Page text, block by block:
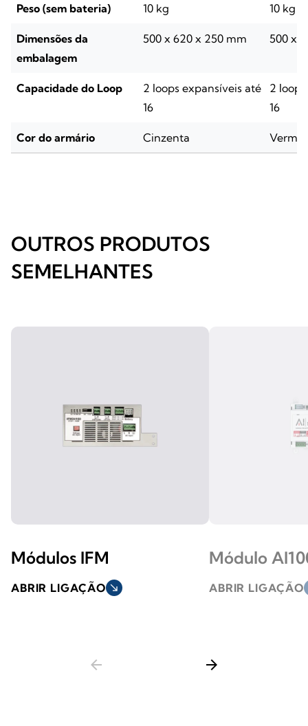
Peso (sem bateria) 10 kg 10 kg
Dimensões da
embalagem
500 x 620 x 250 mm 500 x
Capacidade do Loop
2 loops expansíveis até
16
2
16
Cor do armário Cinzenta
OUTROS PRODUTOS
SEMELHANTES
Módulos IFM
ABRIR LIGAÇÃO south_east
Módulo
ABRIR LIGAÇÃO
arrow_back arrow_forward